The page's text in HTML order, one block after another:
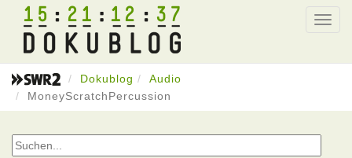
15 21 12 37
Dokublog
Audio
MoneyScratchPercussion